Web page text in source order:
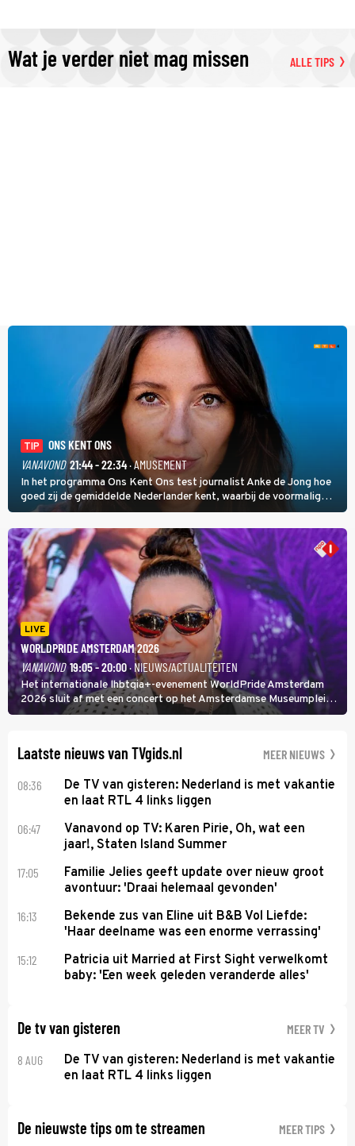
Wat je verder niet mag missen ALLE TIPS
TIP
ONS KENT ONS
VANAVOND 21:44 - 22:34· AMUSEMENT
In het programma Ons Kent Ons test journalist Anke de Jong hoe
goed zij de gemiddelde Nederlander kent, waarbij de voormalig
hoofdredacteur van modebladen Glamour en Elle het samen met
rapper Keizer opneemt tegen Edson da Graça en Marc-Marie
Huijbregts.
LIVE
WORLDPRIDE AMSTERDAM 2026
VANAVOND 19:05 - 20:00· NIEUWS/ACTUALITEITEN
Het internationale lhbtqia+-evenement WorldPride Amsterdam
2026 sluit af met een concert op het Amsterdamse Museumplein.
Anita Doth is een van de optredende artiesten. In de jaren 90
Laatste nieuws van TVgids.nl MEER NIEUWS
08:36
De TV van gisteren: Nederland is met vakantie
en laat RTL 4 links liggen
06:47
Vanavond op TV: Karen Pirie, Oh, wat een
jaar!, Staten Island Summer
17:05
Familie Jelies geeft update over nieuw groot
avontuur: 'Draai helemaal gevonden'
16:13
Bekende zus van Eline uit B&B Vol Liefde:
'Haar deelname was een enorme verrassing'
15:12
Patricia uit Married at First Sight verwelkomt
baby: 'Een week geleden veranderde alles'
De tv van gisteren MEER TV
8 AUG
De TV van gisteren: Nederland is met vakantie
en laat RTL 4 links liggen
De nieuwste tips om te streamen MEER TIPS